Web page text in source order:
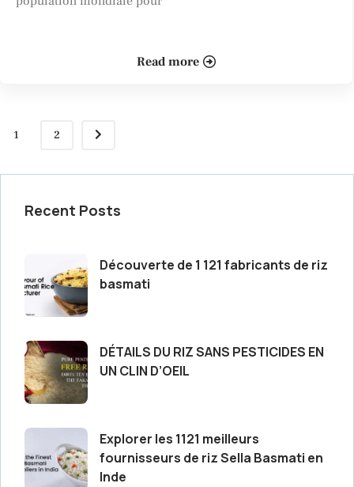
Read more
1 2
Recent Posts
Découverte de 1 121 fabricants de riz
basmati
DÉTAILS DU RIZ SANS PESTICIDES EN
UN CLIN D’OEIL
Explorer les 1121 meilleurs
fournisseurs de riz Sella Basmati en
Inde